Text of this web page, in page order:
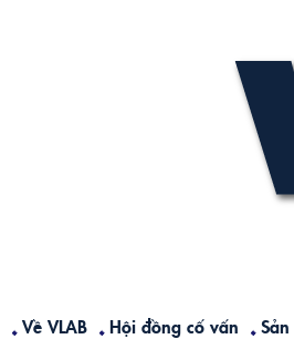
Về VLAB Hội đồng cố vấn